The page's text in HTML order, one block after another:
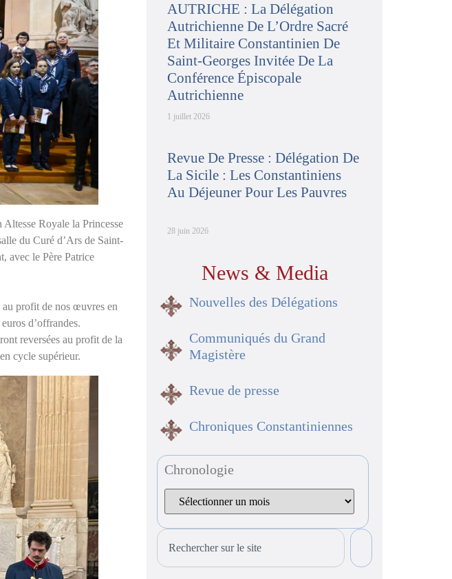
Royale la Princesse
du Curé d’Ars de Saint-
avec le Père Patrice
au profit de nos œuvres en
d’offrandes.
reversées au profit de la
cycle supérieur.
AUTRICHE : La Délégation
Autrichienne De L’Ordre Sacré
Et Militaire Constantinien De
Saint-Georges Invitée De La
Conférence Épiscopale
Autrichienne
1 juillet 2026
Revue De Presse : Délégation De
La Sicile : Les Constantiniens
Au Déjeuner Pour Les Pauvres
28 juin 2026
News & Media
Nouvelles des Délégations
Communiqués du Grand
Magistère
Revue de presse
Chroniques Constantiniennes
Chronologie